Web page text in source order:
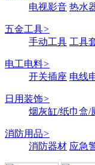
电视影音 热水
五金工具>
手动工具 工具
电工电料>
开关插座 电线
日用装饰>
烟灰缸/纸巾盒/
消防用品>
消防器材 应急